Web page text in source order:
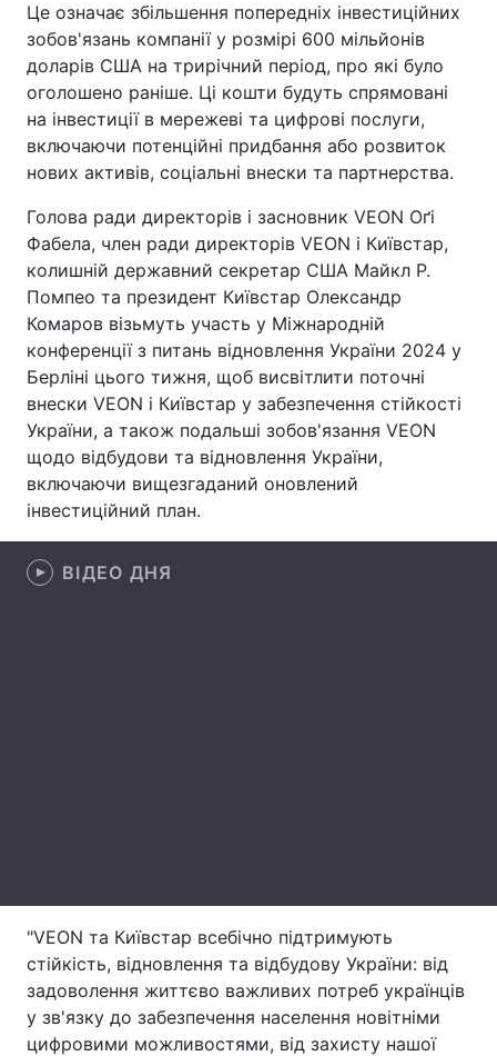
Здоров'я Туризм
Цікавинки Погода
Екологія Регіони
Відео з Youtube Статті
Інтерв'ю Думки
Архів Вакансії
Контакти
Послуги
Це означає збільшення попередніх інвестиційних
зобов'язань компанії у розмірі 600 мільйонів
доларів США на трирічний період, про які було
оголошено раніше. Ці кошти будуть спрямовані
на інвестиції в мережеві та цифрові послуги,
включаючи потенційні придбання або розвиток
нових активів, соціальні внески та партнерства.
Голова ради директорів і засновник VEON Оґі
Фабела, член ради директорів VEON і Київстар,
колишній державний секретар США Майкл Р.
Помпео та президент Київстар Олександр
Комаров візьмуть участь у Міжнародній
конференції з питань відновлення України 2024 у
Берліні цього тижня, щоб висвітлити поточні
внески VEON і Київстар у забезпечення стійкості
України, а також подальші зобов'язання VEON
щодо відбудови та відновлення України,
включаючи вищезгаданий оновлений
інвестиційний план.
ВІДЕО ДНЯ
"VEON та Київстар всебічно підтримують
стійкість, відновлення та відбудову України: від
задоволення життєво важливих потреб українців
у зв'язку до забезпечення населення новітніми
цифровими можливостями, від захисту нашої